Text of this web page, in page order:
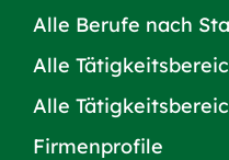
Alle Berufe nach
Alle
Alle
Firmenprofile